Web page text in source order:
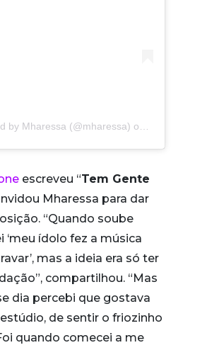
by Mharessa (@mharessa) on Apr 3, 2019
escreveu “Tem Gente
Mharessa para dar
“Quando soube
‘meu ídolo fez a música
mas a ideia era só ter
compartilhou. “Mas
dia percebi que gostava
de sentir o friozinho
quando comecei a me